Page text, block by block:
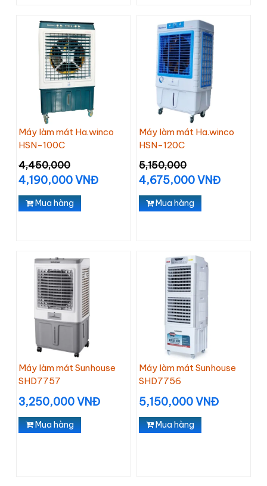
Máy làm mát Ha.winco
HSN-100C
4,450,000
4,190,000 VNĐ
Mua hàng
Máy làm mát Ha.winco
HSN-120C
5,150,000
4,675,000 VNĐ
Mua hàng
Máy làm mát Sunhouse
SHD7757
3,250,000 VNĐ
Mua hàng
Máy làm mát Sunhouse
SHD7756
5,150,000 VNĐ
Mua hàng